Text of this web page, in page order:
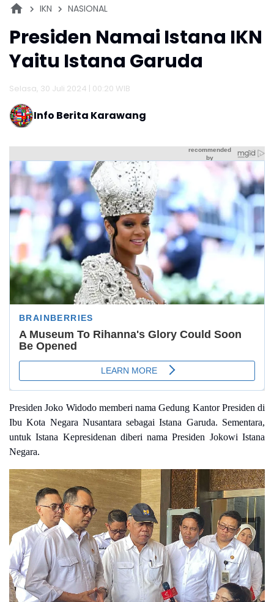
IKN NASIONAL
Presiden Namai Istana IKN
Yaitu Istana Garuda
Selasa, 30 Juli 2024 | 00:20 WIB
Info Berita Karawang
Presiden Joko Widodo memberi nama Gedung Kantor Presiden di
Ibu Kota Negara Nusantara sebagai Istana Garuda. Sementara,
untuk Istana Kepresidenan diberi nama Presiden Jokowi Istana
Negara.